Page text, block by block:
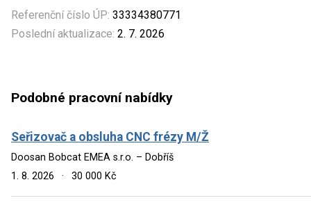
Referenční číslo ÚP: 33334380771
Poslední aktualizace: 2. 7. 2026
Podobné pracovní nabídky
Seřizovač a obsluha CNC frézy M/Ž
Doosan Bobcat EMEA s.r.o. – Dobříš
1. 8. 2026
· 30 000 Kč